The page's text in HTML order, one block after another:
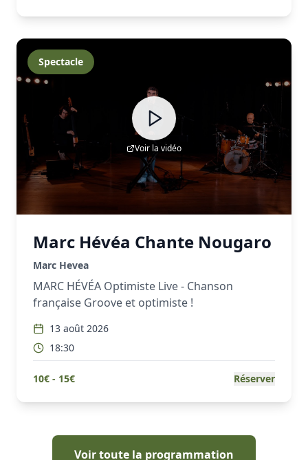
Voir la vidéo
Spectacle
Marc Hévéa Chante Nougaro
Marc Hevea
MARC HÉVÉA Optimiste Live - Chanson
française Groove et optimiste !
13 août 2026
18:30
10€ - 15€ Réserver
Voir toute la programmation